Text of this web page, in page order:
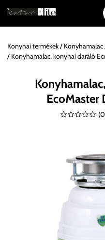
Konyhai termékek Konyhamalac
Konyhamalac, konyhai daráló
EcoMaster
(0